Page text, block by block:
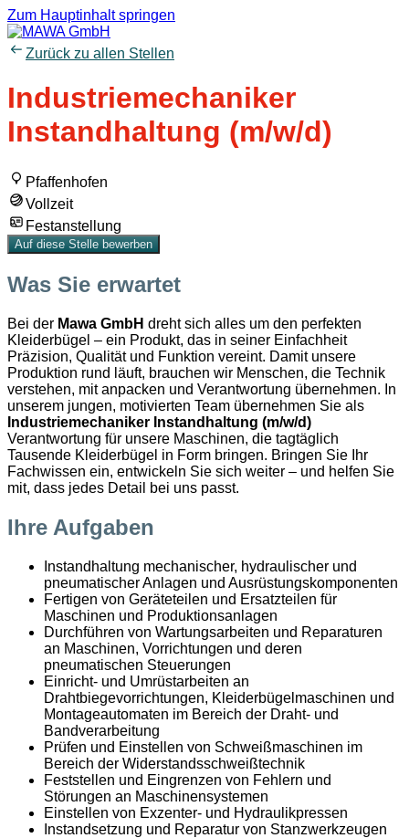
Zum Hauptinhalt springen
Zurück zu allen Stellen
Industriemechaniker
Instandhaltung (m/w/d)
Pfaffenhofen
Vollzeit
Festanstellung
Auf diese Stelle bewerben
Was Sie erwartet
Bei der Mawa GmbH dreht sich alles um den perfekten
Kleiderbügel – ein Produkt, das in seiner Einfachheit
Präzision, Qualität und Funktion vereint. Damit unsere
Produktion rund läuft, brauchen wir Menschen, die Technik
verstehen, mit anpacken und Verantwortung übernehmen. In
unserem jungen, motivierten Team übernehmen Sie als
Industriemechaniker Instandhaltung (m/w/d)
Verantwortung für unsere Maschinen, die tagtäglich
Tausende Kleiderbügel in Form bringen. Bringen Sie Ihr
Fachwissen ein, entwickeln Sie sich weiter – und helfen Sie
mit, dass jedes Detail bei uns passt.
Ihre Aufgaben
Instandhaltung mechanischer, hydraulischer und
pneumatischer Anlagen und Ausrüstungskomponenten
Fertigen von Geräteteilen und Ersatzteilen für
Maschinen und Produktionsanlagen
Durchführen von Wartungsarbeiten und Reparaturen
an Maschinen, Vorrichtungen und deren
pneumatischen Steuerungen
Einricht- und Umrüstarbeiten an
Drahtbiegevorrichtungen, Kleiderbügelmaschinen und
Montageautomaten im Bereich der Draht- und
Bandverarbeitung
Prüfen und Einstellen von Schweißmaschinen im
Bereich der Widerstandsschweißtechnik
Feststellen und Eingrenzen von Fehlern und
Störungen an Maschinensystemen
Einstellen von Exzenter- und Hydraulikpressen
Instandsetzung und Reparatur von Stanzwerkzeugen